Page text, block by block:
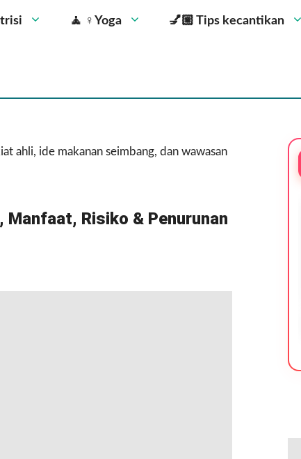
🧘 ‍♀️Yoga 💅🏼 Tips kecantikan
ahli, ide makanan seimbang, dan wawasan
Manfaat, Risiko & Penurunan